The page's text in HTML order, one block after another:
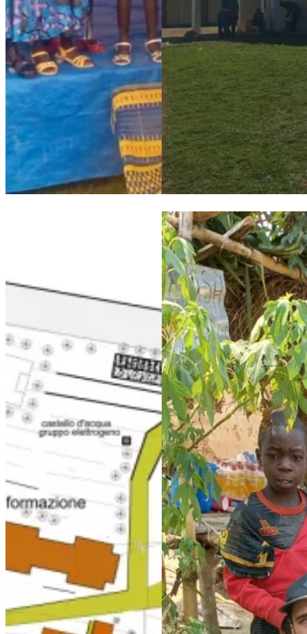
Chiusura dell’anno scolastico 2022-2023 alla scuola di
Maison de Paix: stato